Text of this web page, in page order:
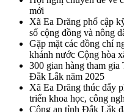
mới
Xã Ea Drăng phổ cập
số cộng đồng và nông
Gặp mặt các đồng chí
khánh nước Cộng hòa
300 gian hàng tham
Đắk Lắk năm 2025
Xã Ea Drăng thúc đẩy
triển khoa học, công
Công an tỉnh Đắk Lắk